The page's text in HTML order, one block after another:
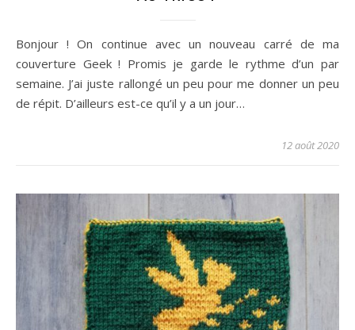
Bonjour ! On continue avec un nouveau carré de ma
couverture Geek ! Promis je garde le rythme d’un par
semaine. J’ai juste rallongé un peu pour me donner un peu
de répit. D’ailleurs est-ce qu’il y a un jour…
12 août 2020